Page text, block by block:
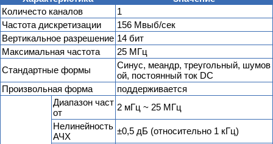
Количесто каналов
1
Частота дискретизации
156 Мвыб/сек
Вертикальное разрешение 14 бит
Максимальная частота
25 МГц
Стандартные формы
Синус, меандр, треугольный, шумов
ой, постоянный ток DC
Произвольная форма
поддерживается
Диапазон част
от
2 мГц ~ 25 МГц
Нелинейность
АЧХ
±0,5 дБ (относительно 1 кГц)